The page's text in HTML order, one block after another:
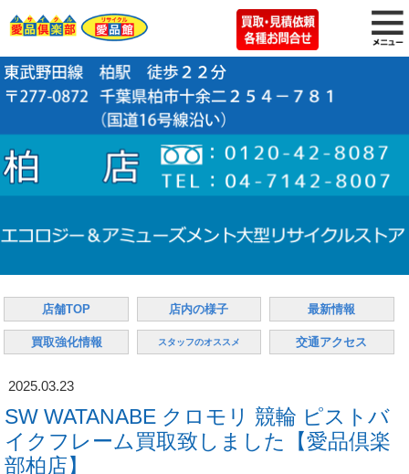
店舗TOP 店内の様子 最新情報
買取強化情報 スタッフのオススメ 交通アクセス
2025.03.23
SW WATANABE クロモリ 競輪 ピストバ
イクフレーム買取致しました【愛品倶楽
部柏店】